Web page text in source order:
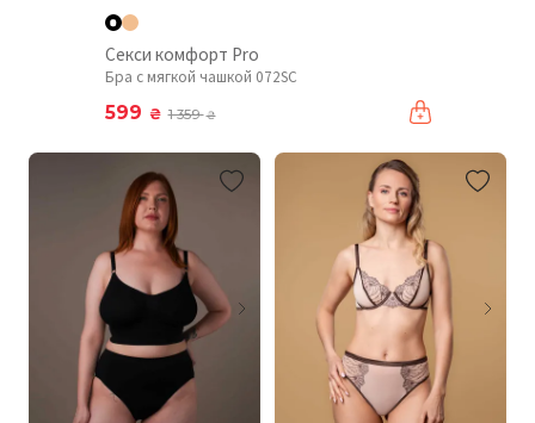
Секси комфорт Pro
Бра с мягкой чашкой 072SC
599 ₴ 1 359₴